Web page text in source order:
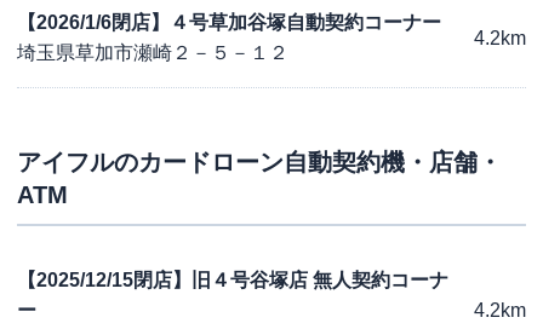
【2026/1/6閉店】４号草加谷塚自動契約コーナー
埼玉県草加市瀬崎２－５－１２
4.2km
アイフルのカードローン自動契約機・店舗・
ATM
【2025/12/15閉店】旧４号谷塚店 無人契約コーナ
ー
4.2km